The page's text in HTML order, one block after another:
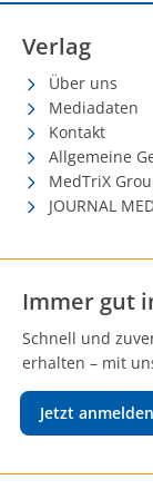
Verlag
Über uns
Mediadaten
Kontakt
Allgemeine
MedTriX
JOURNAL
Immer gut
Schnell und
erhalten – mit
Jetzt anmelden